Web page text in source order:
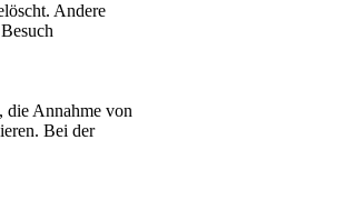
Andere
die Annahme von
Bei der